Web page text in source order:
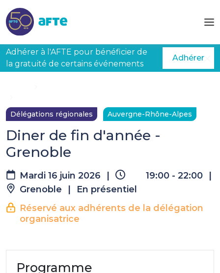
Adhérer à l'AFTE pour bénéficier de
la gratuité de certains événements
Adhérer
Délégations régionales
Auvergne-Rhône-Alpes
Diner de fin d'année -
Grenoble
Mardi 16 juin 2026 19:00 - 22:00
Grenoble
En présentiel
Réservé aux adhérents de la délégation
organisatrice
Programme